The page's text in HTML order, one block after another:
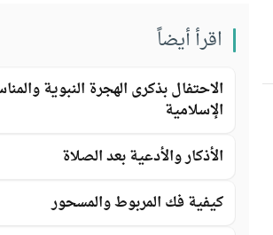
اقرأ أيضاً
الاحتفال بذكرى الهجرة النبوية
الإسلامية
الأذكار والأدعية بعد الصلاة
كيفية فك المربوط والمسحور